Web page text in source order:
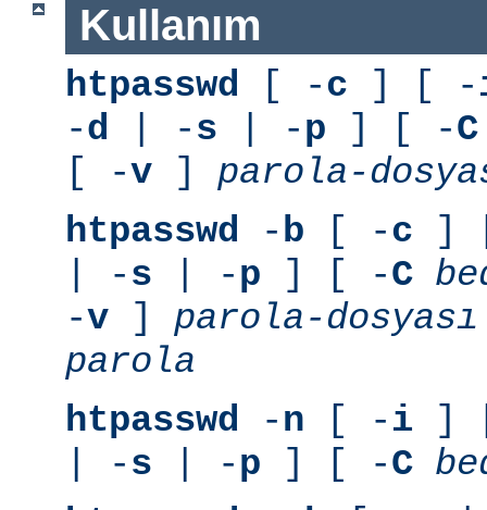
Kullanım
htpasswd [ -c ] [ -
-d | -s | -p ] [ -C
[ -v ] parola-
htpasswd -b [ -c ]
| -s | -p ] [ -C
-v ] parola-dosyası
parola
htpasswd -n [ -i ]
| -s | -p ] [ -C